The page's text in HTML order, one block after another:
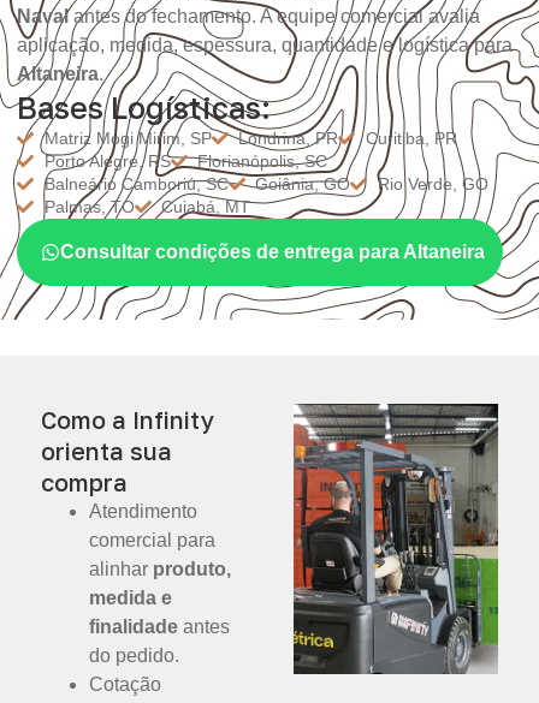
Navalantes do fechamento. A equipe comercial avalia
aplicação, medida, espessura, quantidade e logística para
Altaneira.
Bases Logísticas:
Matriz Mogi Mirim, SP Londrina, PR
Curitiba, PR
Porto Alegre, RS
Florianópolis, SC
Balneário Camboriú, SC
Goiânia, GO
Rio Verde, GO
Palmas, TO
Cuiabá, MT
Consultar condições de entrega para Altaneira
Como a Infinity
orienta sua
compra
Atendimento
comercial para
alinhar produto,
medida e
finalidade antes
do pedido.
Cotação